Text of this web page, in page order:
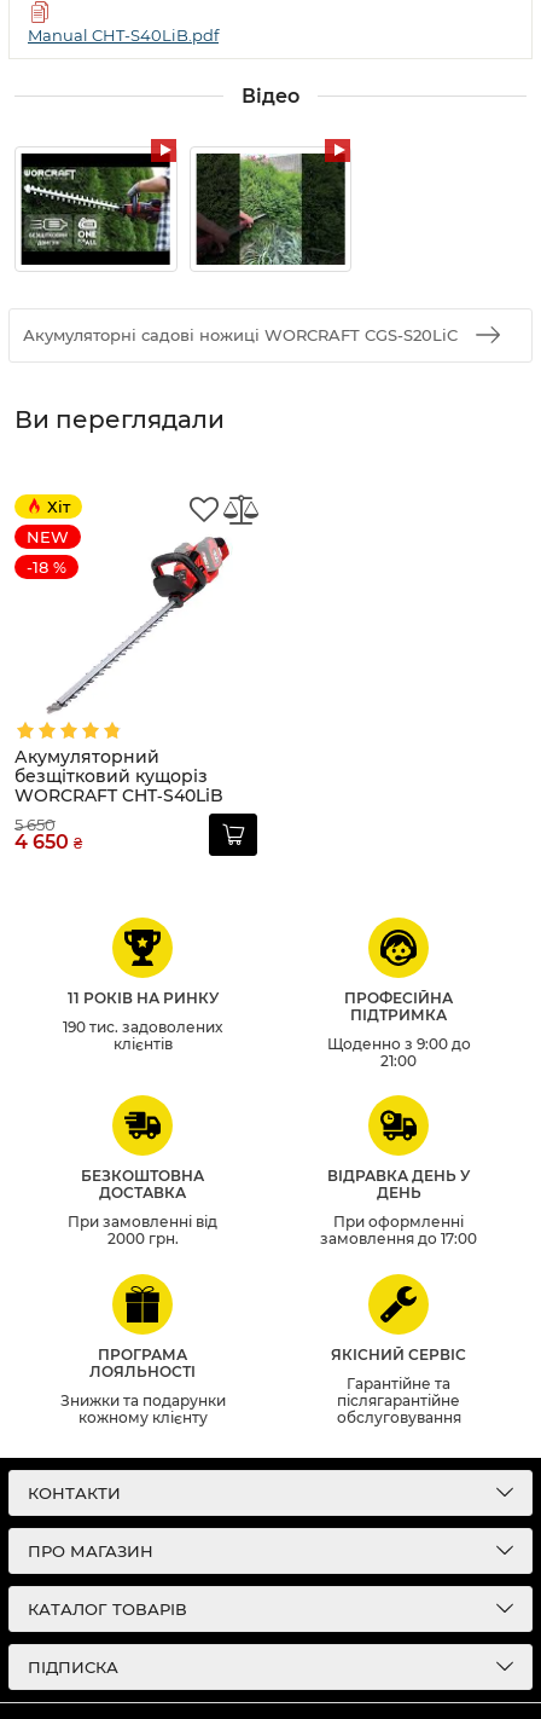
Manual CHT-S40LiB.pdf
Відео
Акумуляторні садові ножиці WORCRAFT CGS-S20LiC
Ви переглядали
Хіт
NEW
-18 %
Акумуляторний
безщітковий кущоріз
WORCRAFT CHT‑S40LiB
5 650
4 650 ₴
11 РОКІВ НА РИНКУ
190 тис. задоволених
клієнтів
ПРОФЕСІЙНА
ПІДТРИМКА
Щоденно з 9:00 до
21:00
БЕЗКОШТОВНА
ДОСТАВКА
При замовленні від
2000 грн.
ВІДРАВКА ДЕНЬ У
ДЕНЬ
При оформленні
замовлення до 17:00
ПРОГРАМА
ЛОЯЛЬНОСТІ
Знижки та подарунки
кожному клієнту
ЯКІСНИЙ СЕРВІС
Гарантійне та
післягарантійне
обслуговування
КОНТАКТИ
ПРО МАГАЗИН
КАТАЛОГ ТОВАРІВ
ПІДПИСКА